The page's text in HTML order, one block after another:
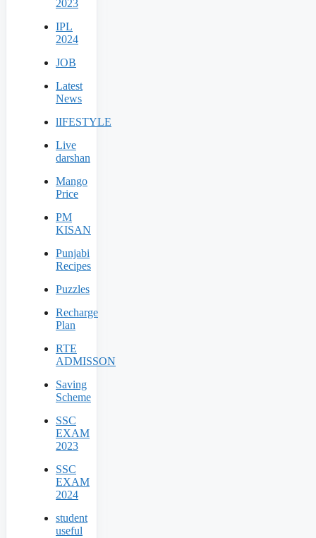
2023
IPL
2024
JOB
Latest
News
lIFESTYLE
Live
darshan
Mango
Price
PM
KISAN
Punjabi
Recipes
Puzzles
Recharge
Plan
RTE
ADMISSON
Saving
Scheme
SSC
EXAM
2023
SSC
EXAM
2024
student
useful